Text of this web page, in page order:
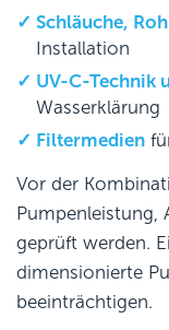
Schläuche,
Installation
UV-C-Technik
Wasserklärung
Filtermedien
Vor der
Pumpenleistung,
geprüft werden.
dimensionierte
beeinträchtigen.